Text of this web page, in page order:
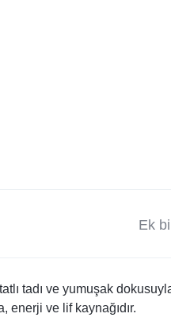
Ek
tadı ve yumuşak
enerji ve lif kaynağıdır.